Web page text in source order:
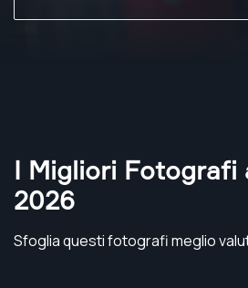
I Migliori Fotografi
2026
Sfoglia questi fotografi meglio